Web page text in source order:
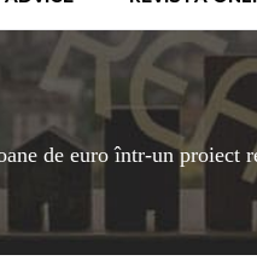
de euro într-un proiect